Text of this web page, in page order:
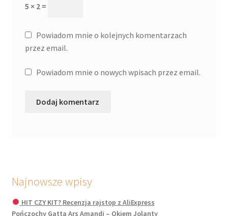
5 × 2 =
Powiadom mnie o kolejnych komentarzach
przez email.
Powiadom mnie o nowych wpisach przez email.
Najnowsze wpisy
HIT CZY KIT? Recenzja rajstop z AliExpress
Pończochy Gatta Ars Amandi – Okiem Jolanty